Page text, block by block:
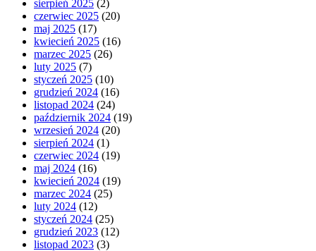
sierpień 2025 (2)
czerwiec 2025 (20)
maj 2025 (17)
kwiecień 2025 (16)
marzec 2025 (26)
luty 2025 (7)
styczeń 2025 (10)
grudzień 2024 (16)
listopad 2024 (24)
październik 2024 (19)
wrzesień 2024 (20)
sierpień 2024 (1)
czerwiec 2024 (19)
maj 2024 (16)
kwiecień 2024 (19)
marzec 2024 (25)
luty 2024 (12)
styczeń 2024 (25)
grudzień 2023 (12)
listopad 2023 (3)